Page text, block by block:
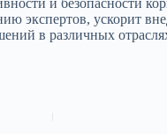
и безопасности
экспертов, ускорит
в различных